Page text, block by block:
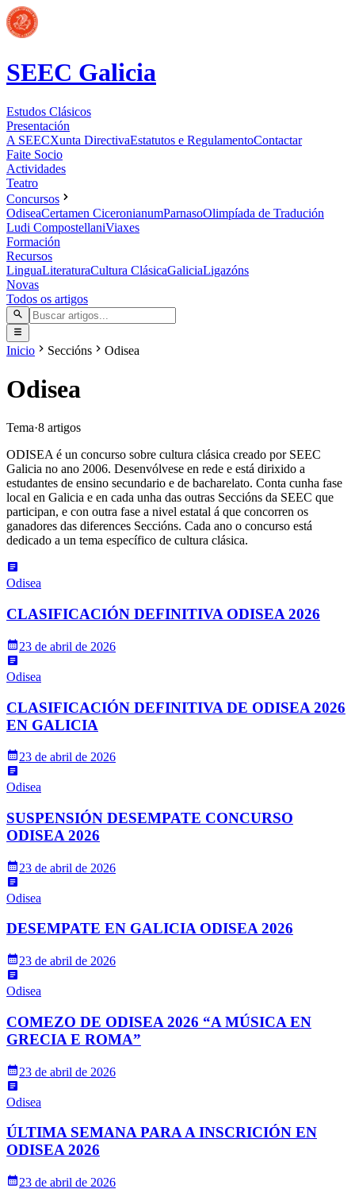
SEEC Galicia
Estudos Clásicos
Presentación
A SEECXunta DirectivaEstatutos e RegulamentoContactar
Faite Socio
Actividades
Teatro
Concursos
OdiseaCertamen CiceronianumParnasoOlimpíada de Tradución
Ludi CompostellaniViaxes
Formación
Recursos
LinguaLiteraturaCultura ClásicaGaliciaLigazóns
Novas
Todos os artigos
Inicio Seccións Odisea
Odisea
Tema·8 artigos
ODISEA é un concurso sobre cultura clásica creado por SEEC
Galicia no ano 2006. Desenvólvese en rede e está dirixido a
estudantes de ensino secundario e de bacharelato. Conta cunha fase
local en Galicia e en cada unha das outras Seccións da SEEC que
participan, e con outra fase a nivel estatal á que concorren os
ganadores das diferences Seccións. Cada ano o concurso está
dedicado a un tema específico de cultura clásica.
Odisea
CLASIFICACIÓN DEFINITIVA ODISEA 2026
23 de abril de 2026
Odisea
CLASIFICACIÓN DEFINITIVA DE ODISEA 2026
EN GALICIA
23 de abril de 2026
Odisea
SUSPENSIÓN DESEMPATE CONCURSO
ODISEA 2026
23 de abril de 2026
Odisea
DESEMPATE EN GALICIA ODISEA 2026
23 de abril de 2026
Odisea
COMEZO DE ODISEA 2026 “A MÚSICA EN
GRECIA E ROMA”
23 de abril de 2026
Odisea
ÚLTIMA SEMANA PARA A INSCRICIÓN EN
ODISEA 2026
23 de abril de 2026